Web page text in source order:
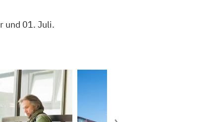
und 01. Juli.